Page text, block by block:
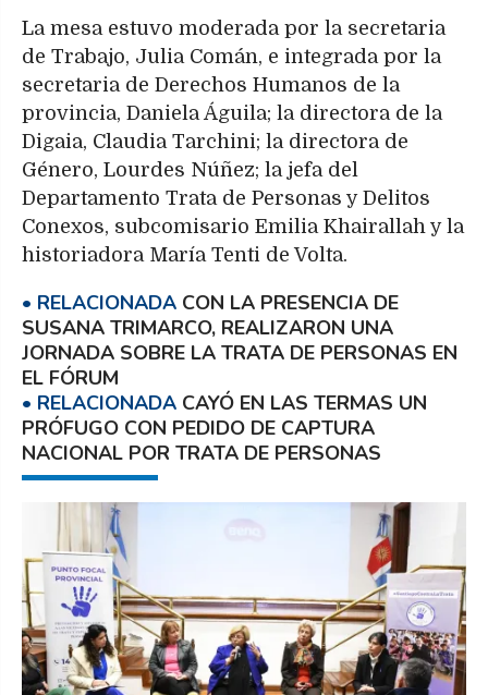
La mesa estuvo moderada por la secretaria
de Trabajo, Julia Comán, e integrada por la
secretaria de Derechos Humanos de la
provincia, Daniela Águila; la directora de la
Digaia, Claudia Tarchini; la directora de
Género, Lourdes Núñez; la jefa del
Departamento Trata de Personas y Delitos
Conexos, subcomisario Emilia Khairallah y la
historiadora María Tenti de Volta.
CON LA PRESENCIA DE
SUSANA TRIMARCO, REALIZARON UNA
JORNADA SOBRE LA TRATA DE PERSONAS EN
EL FÓRUM
CAYÓ EN LAS TERMAS UN
PRÓFUGO CON PEDIDO DE CAPTURA
NACIONAL POR TRATA DE PERSONAS